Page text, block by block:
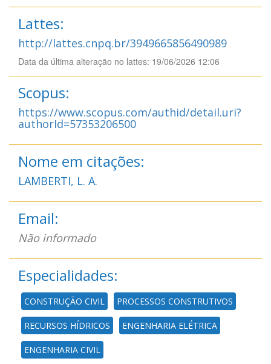
Lattes:
http://lattes.cnpq.br/3949665856490989
Data da última alteração no lattes: 19/06/2026 12:06
Scopus:
https://www.scopus.com/authid/detail.uri?
authorId=57353206500
Nome em citações:
LAMBERTI, L. A.
Email:
Não informado
Especialidades:
CONSTRUÇÃO CIVIL PROCESSOS CONSTRUTIVOS
RECURSOS HÍDRICOS ENGENHARIA ELÉTRICA
ENGENHARIA CIVIL